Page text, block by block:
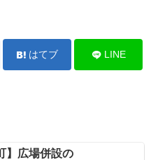
はてブ LINE
】広場併設の